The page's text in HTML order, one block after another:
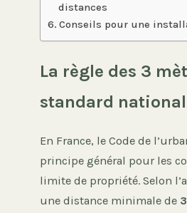
distances
Conseils pour une
La règle des 3
standard national
En France, le Code de
principe général pour les
limite de propriété. Selon
une distance minimale de